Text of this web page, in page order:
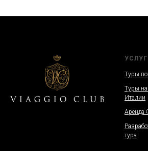
Туры
Туры на
Италии
Аренда
тура